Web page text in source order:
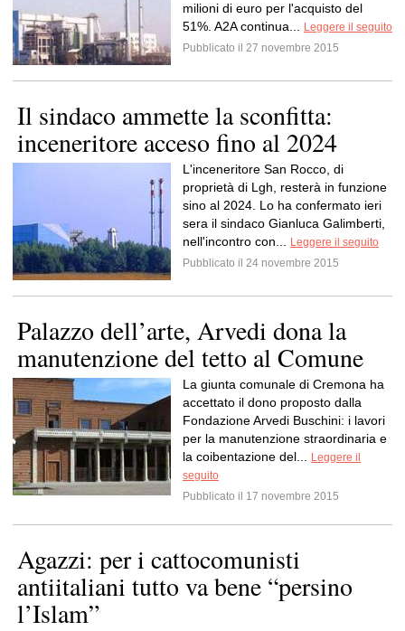
milioni di euro per l'acquisto del
51%. A2A continua...
Leggere il seguito
Pubblicato il 27 novembre 2015
Il sindaco ammette la sconfitta:
inceneritore acceso fino al 2024
L'inceneritore San Rocco, di
proprietà di Lgh, resterà in funzione
sino al 2024. Lo ha confermato ieri
sera il sindaco Gianluca Galimberti,
nell'incontro con...
Leggere il seguito
Pubblicato il 24 novembre 2015
Palazzo dell’arte, Arvedi dona la
manutenzione del tetto al Comune
La giunta comunale di Cremona ha
accettato il dono proposto dalla
Fondazione Arvedi Buschini: i lavori
per la manutenzione straordinaria e
la coibentazione del...
Leggere il
seguito
Pubblicato il 17 novembre 2015
Agazzi: per i cattocomunisti
antiitaliani tutto va bene “persino
l’Islam”